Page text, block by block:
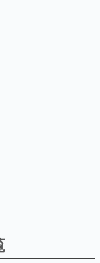
なトピック・タイト
ビューや識者による
る決定版！